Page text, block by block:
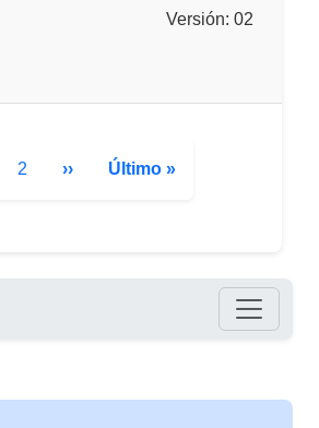
Versión: 02
Paginación
Página
2 Siguiente página
›› Última página
Último »